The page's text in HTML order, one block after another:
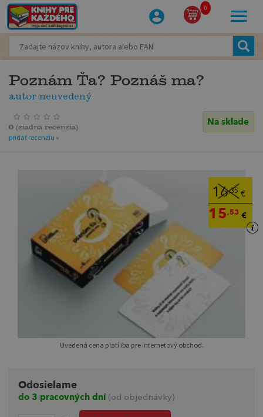
0
Poznám Ťa? Poznáš ma?
autor neuvedený
Na sklade
0 (žiadna recenzia)
pridať recenziu »
16,35 €
15,53 €
Uvedená cena platí iba pre internetový obchod.
Odosielame
do 3 pracovných dní (od objednávky)